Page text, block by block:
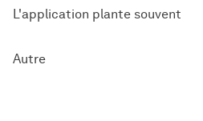
L'application plante souvent
Autre